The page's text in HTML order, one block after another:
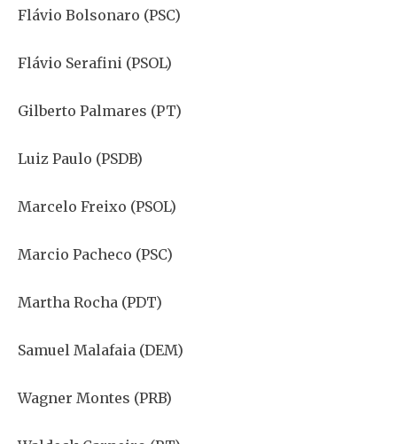
Flávio Bolsonaro (PSC)
Flávio Serafini (PSOL)
Gilberto Palmares (PT)
Luiz Paulo (PSDB)
Marcelo Freixo (PSOL)
Marcio Pacheco (PSC)
Martha Rocha (PDT)
Samuel Malafaia (DEM)
Wagner Montes (PRB)